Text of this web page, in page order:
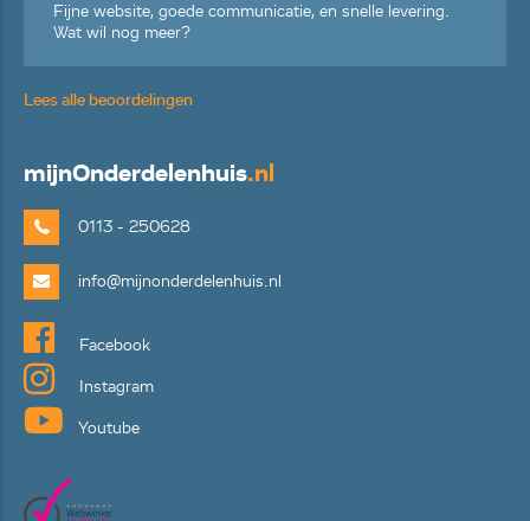
Fijne website, goede communicatie, en snelle levering.
Wat wil nog meer?
Lees alle beoordelingen
mijnOnderdelenhuis.nl
0113 - 250628
info@mijnonderdelenhuis.nl
Facebook
Instagram
Youtube